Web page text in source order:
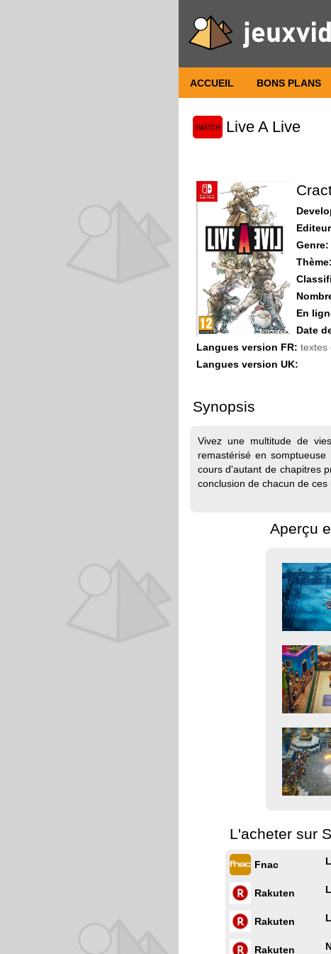
ACCUEIL BONS PLANS
Live A Live
Genre:
Thème:
En
Date
Langues version FR: textes
Langues version UK:
Synopsis
Vivez une multitude de
remastérisé en
cours d'autant de chapitres
conclusion de chacun de ces
Aperçu
L'acheter sur
Fnac
Rakuten
Rakuten
Rakuten